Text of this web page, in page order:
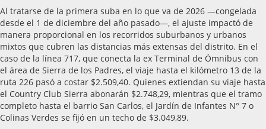
Al tratarse de la primera suba en lo que va de 2026 —congelada
desde el 1 de diciembre del año pasado—, el ajuste impactó de
manera proporcional en los recorridos suburbanos y urbanos
mixtos que cubren las distancias más extensas del distrito. En el
caso de la línea 717, que conecta la ex Terminal de Ómnibus con
el área de Sierra de los Padres, el viaje hasta el kilómetro 13 de la
ruta 226 pasó a costar $2.509,40. Quienes extiendan su viaje hasta
el Country Club Sierra abonarán $2.748,29, mientras que el tramo
completo hasta el barrio San Carlos, el Jardín de Infantes N° 7 o
Colinas Verdes se fijó en un techo de $3.049,89.